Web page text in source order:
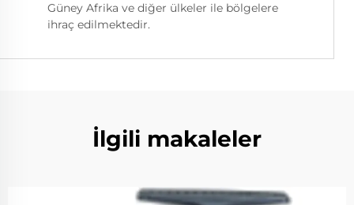
Güney Afrika ve diğer ülkeler ile bölgelere
ihraç edilmektedir.
İlgili makaleler